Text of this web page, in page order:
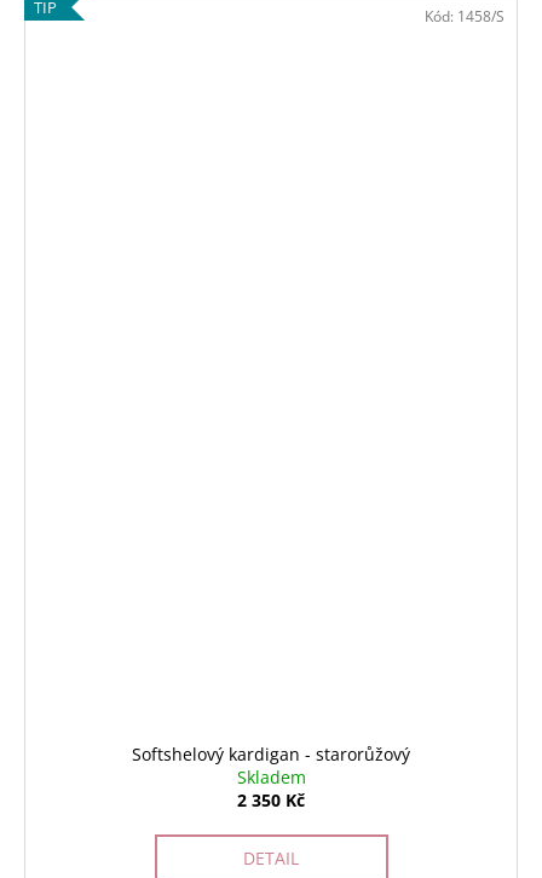
TIP
Softshelový kardigan - starorůžový
Skladem
2 350 Kč
DETAIL
Kód: 1458/S